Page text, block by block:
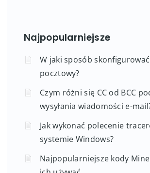
Najpopularniejsze
W jaki sposób
pocztowy?
Czym różni się CC od BCC
wysyłania wiadomości e-
Jak wykonać polecenie
systemie Windows?
Najpopularniejsze kody